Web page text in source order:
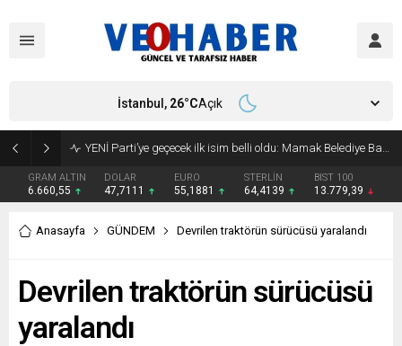
YENİ Parti’ye geçecek ilk isim belli oldu: Mamak Belediye Başkanı CHP’den istifa etti
GRAM ALTIN
6.660,55
DOLAR
47,7111
EURO
55,1881
STERLİN
64,4139
BIST 100
13.779,39
İstanbul, 26°CAçık
Anasayfa GÜNDEM Devrilen traktörün sürücüsü yaralandı
Devrilen traktörün sürücüsü
yaralandı